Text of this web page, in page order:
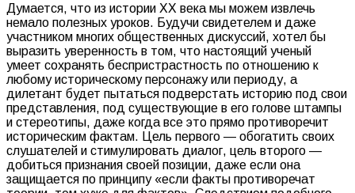
Думается, что из истории ХХ века мы можем извлечь
немало полезных уроков. Будучи свидетелем и даже
участником многих общественных дискуссий, хотел бы
выразить уверенность в том, что настоящий ученый
умеет сохранять беспристрастность по отношению к
любому историческому персонажу или периоду, а
дилетант будет пытаться подверстать историю под свои
представления, под существующие в его голове штампы
и стереотипы, даже когда все это прямо противоречит
историческим фактам. Цель первого — обогатить своих
слушателей и стимулировать диалог, цель второго —
добиться признания своей позиции, даже если она
защищается по принципу «если факты противоречат